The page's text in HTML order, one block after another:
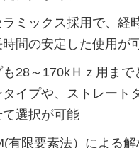
ミックス採用で、経
間の安定した使用が
28～170kＨｚ用まで
イプや、ストレート
選択が可能
有限要素法）による解